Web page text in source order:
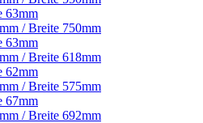
63mm
/ Breite 750mm
63mm
/ Breite 618mm
62mm
/ Breite 575mm
67mm
/ Breite 692mm